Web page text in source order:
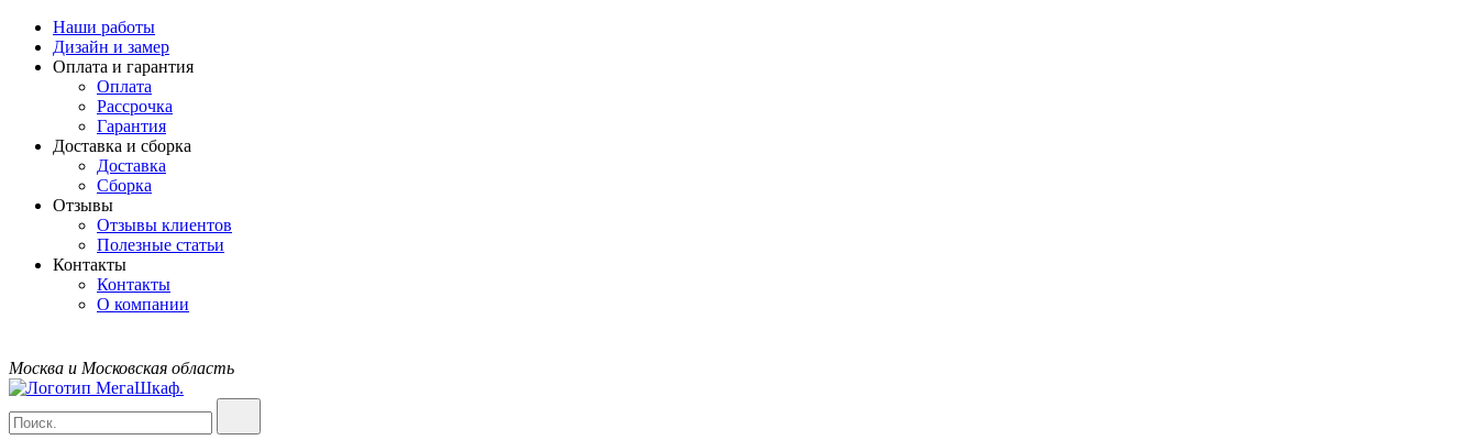
Наши работы
Дизайн и замер
Оплата и гарантия
Оплата
Рассрочка
Гарантия
Доставка и сборка
Доставка
Сборка
Отзывы
Отзывы клиентов
Полезные статьи
Контакты
Контакты
О компании
Москва и Московская область